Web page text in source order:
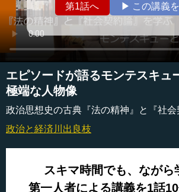
第1話へ ▶ この講義
エピソードが語るモンテスキュ
極端な人物像
政治思想史の古典『法の精神』と『社
政治と経済 川出良枝
スキマ時間でも、ながら
第一人者による講義を1話